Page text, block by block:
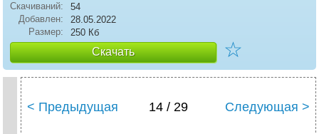
Скачиваний:
54
Добавлен:
28.05.2022
Размер:
250 Кб
Скачать ☆
< Предыдущая 14 / 29 Следующая >